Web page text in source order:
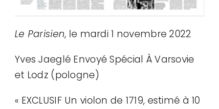
Le Parisien, le mardi 1 novembre 2022
Yves Jaeglé Envoyé Spécial À Varsovie
et Lodz (pologne)
« EXCLUSIF Un violon de 1719, estimé à 10